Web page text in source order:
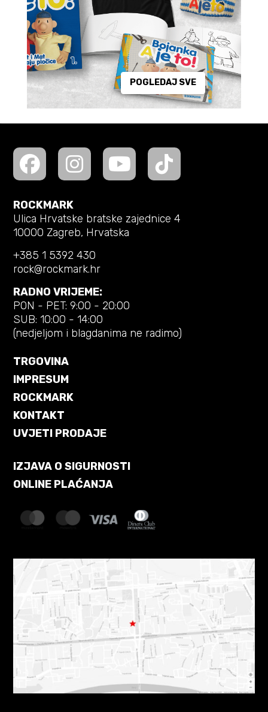
POGLEDAJ SVE
ROCKMARK
Ulica Hrvatske bratske zajednice 4
10000 Zagreb, Hrvatska
+385 1 5392 430
rock@rockmark.hr
RADNO VRIJEME:
PON - PET: 9:00 - 20:00
SUB: 10:00 - 14:00
(nedjeljom i blagdanima ne radimo)
TRGOVINA
IMPRESUM
ROCKMARK
KONTAKT
UVJETI PRODAJE
IZJAVA O SIGURNOSTI
ONLINE PLAĆANJA